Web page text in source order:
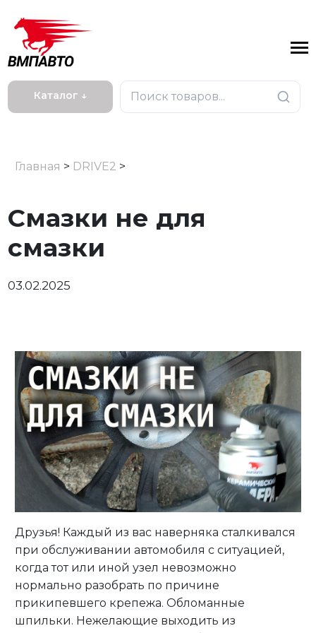
Каталог ↓
Личный кабинет
Главная > DRIVE2 >
Смазки не для
смазки
03.02.2025
Друзья! Каждый из вас наверняка сталкивался
при обслуживании автомобиля с ситуацией,
когда тот или иной узел невозможно
нормально разобрать по причине
прикипевшего крепежа. Обломанные
шпильки. Нежелающие выходить из